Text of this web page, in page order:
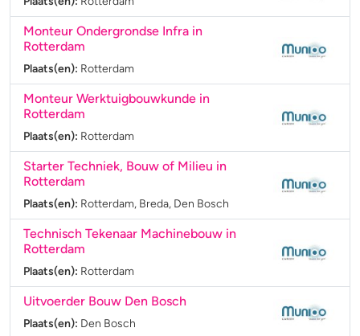
Monteur Ondergrondse Infra in
Rotterdam
Plaats(en): Rotterdam
Monteur Werktuigbouwkunde in
Rotterdam
Plaats(en): Rotterdam
Starter Techniek, Bouw of Milieu in
Rotterdam
Plaats(en): Rotterdam, Breda, Den Bosch
Technisch Tekenaar Machinebouw in
Rotterdam
Plaats(en): Rotterdam
Uitvoerder Bouw Den Bosch
Plaats(en): Den Bosch